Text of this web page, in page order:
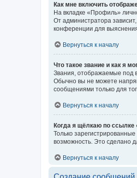
Как мне включить
На вкладке «Профиль»
От администратора
конференции для
Вернуться к началу
Что такое звание и как я
Звания, отображаемые под
Обычно вы не можете
сообщениями только для
Вернуться к началу
Когда я щёлкаю по ссылке
Только
возможность. Это сделано
Вернуться к началу